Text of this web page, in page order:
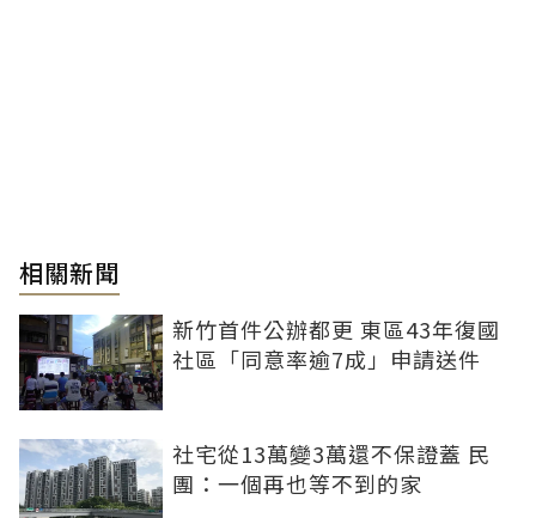
相關新聞
新竹首件公辦都更 東區43年復國
社區「同意率逾7成」申請送件
社宅從13萬變3萬還不保證蓋 民
團：一個再也等不到的家